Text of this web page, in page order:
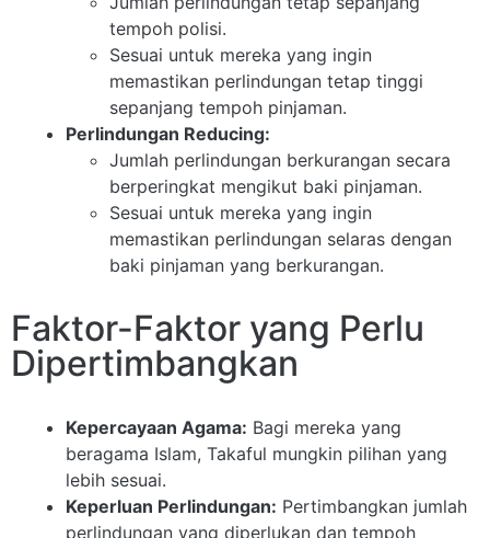
tempoh polisi.
Sesuai untuk mereka yang ingin
memastikan perlindungan tetap tinggi
sepanjang tempoh pinjaman.
Perlindungan Reducing:
Jumlah perlindungan berkurangan secara
berperingkat mengikut baki pinjaman.
Sesuai untuk mereka yang ingin
memastikan perlindungan selaras dengan
baki pinjaman yang berkurangan.
Faktor-Faktor yang Perlu
Dipertimbangkan
Kepercayaan Agama: Bagi mereka yang
beragama Islam, Takaful mungkin pilihan yang
lebih sesuai.
Keperluan Perlindungan: Pertimbangkan jumlah
perlindungan yang diperlukan dan tempoh